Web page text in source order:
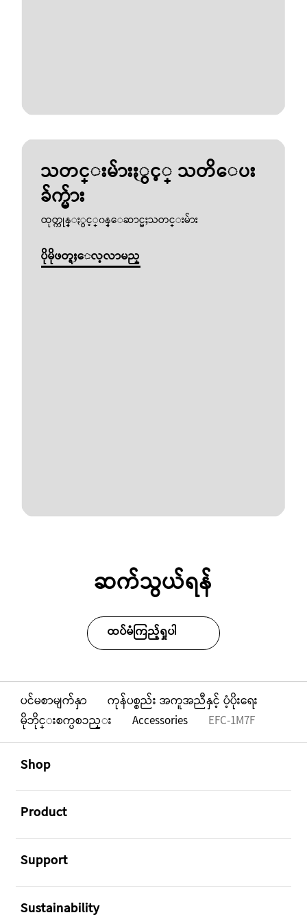
သတင္းမ်ားႏွင့္ သတိေပး
ခ်က္မ်ား
ထုတ္ကုန္ႏွင့္၀န္ေဆာင္မႈသတင္းမ်ား
ပိုမိုဖတ္ရႈေလ့လာမည္
ဆက်သွယ်ရန်
ထပ်မံကြည့်ရှုပါ
ပင်မစာမျက်နှာ
ကုန်ပစ္စည်း အကူအညီနှင့် ပံ့ပိုးရေး
မိုဘိုင္းစက္ပစၥည္း
Accessories EFC-1M7F
Footer Navigation
Shop
Product
Support
Sustainability